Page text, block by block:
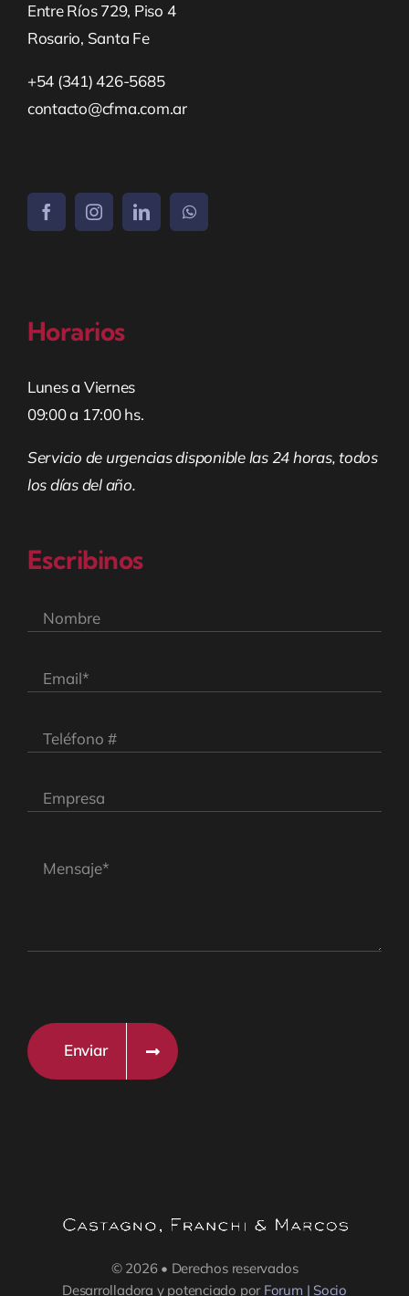
Entre Ríos 729, Piso 4
Rosario, Santa Fe
+54 (341) 426-5685
contacto@cfma.com.ar
Horarios
Lunes a Viernes
09:00 a 17:00 hs.
Servicio de urgencias disponible las 24 horas, todos
los días del año.
Escribinos
Enviar
© 2026 • Derechos reservados
Desarrolladora y potenciado por Forum | Socio